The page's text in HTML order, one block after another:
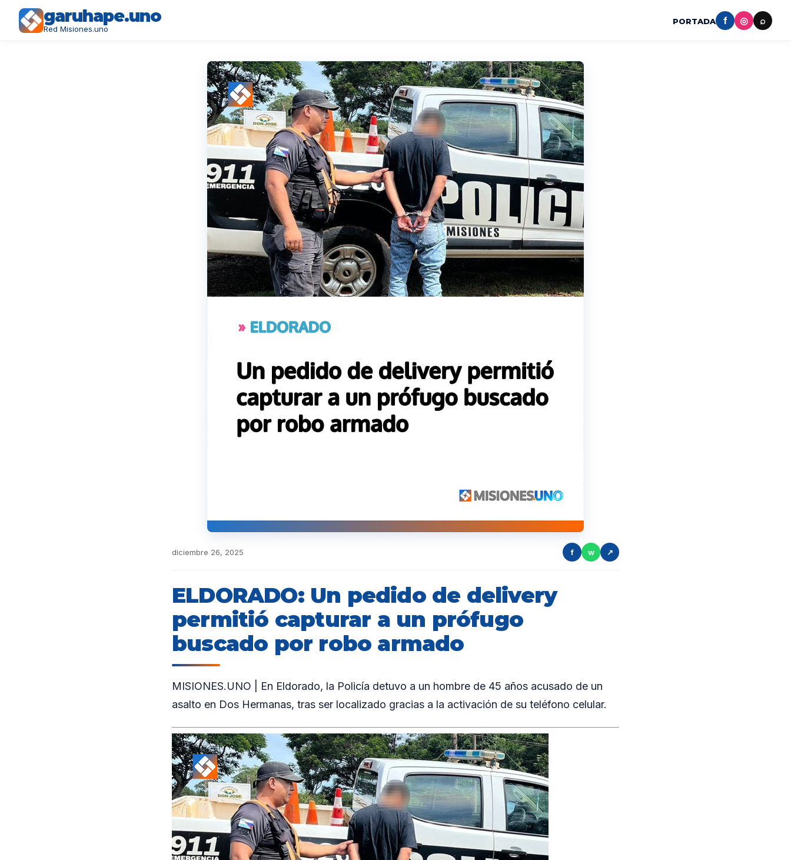
garuhape.uno
Red Misiones.uno
PORTADA f ◎ ⌕
diciembre 26, 2025 f w ↗
ELDORADO: Un pedido de delivery
permitió capturar a un prófugo
buscado por robo armado
MISIONES.UNO | En Eldorado, la Policía detuvo a un hombre de 45 años acusado de un
asalto en Dos Hermanas, tras ser localizado gracias a la activación de su teléfono celular.